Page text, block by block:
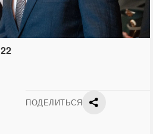
ПОДЕЛИТЬСЯ